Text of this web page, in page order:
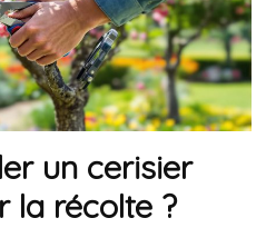
un cerisier
la récolte ?